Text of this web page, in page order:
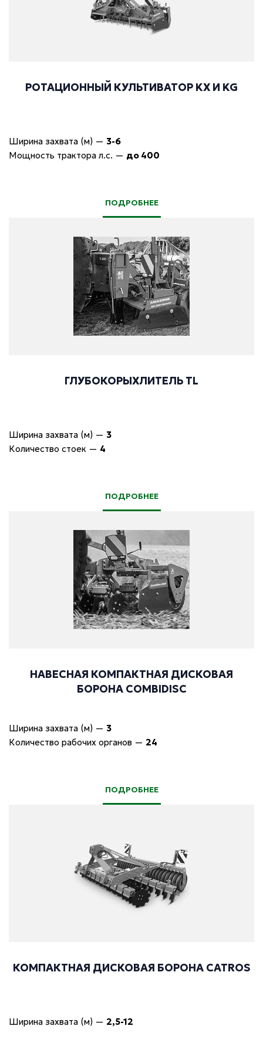
РОТАЦИОННЫЙ КУЛЬТИВАТОР KX И KG
Ширина захвата (м) — 3-6
Мощность трактора л.с. — до 400
ПОДРОБНЕЕ
ГЛУБОКОРЫХЛИТЕЛЬ TL
Ширина захвата (м) — 3
Количество стоек — 4
ПОДРОБНЕЕ
НАВЕСНАЯ КОМПАКТНАЯ ДИСКОВАЯ
БОРОНА COMBIDISC
Ширина захвата (м) — 3
Количество рабочих органов — 24
ПОДРОБНЕЕ
КОМПАКТНАЯ ДИСКОВАЯ БОРОНА CATROS
Ширина захвата (м) — 2,5-12